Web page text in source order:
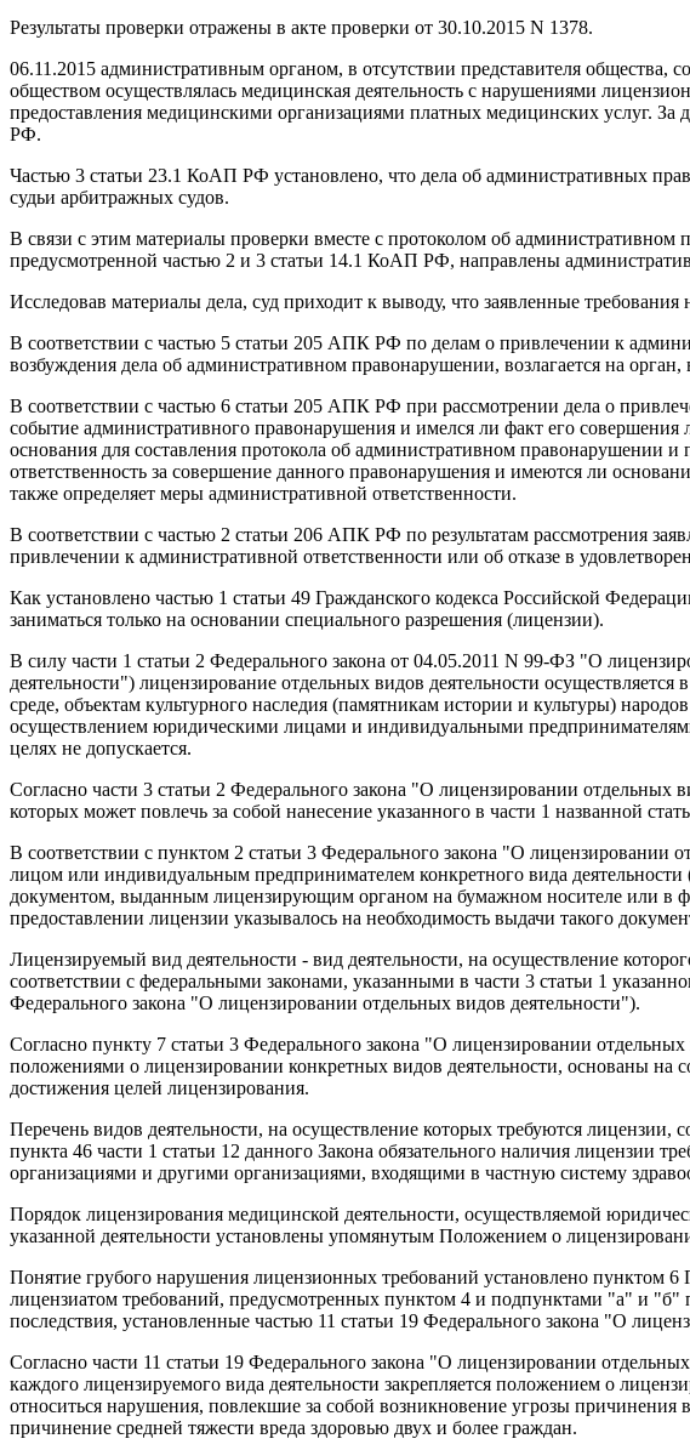
Результаты проверки отражены в акте проверки от 30.10.2015 N 1378.
06.11.2015 административным органом, в отсутствии представителя
обществом осуществлялась медицинская деятельность с нарушениями
предоставления медицинскими организациями платных медицинских услуг. За
РФ.
Частью 3 статьи 23.1 КоАП РФ установлено, что дела об административных
судьи арбитражных судов.
В связи с этим материалы проверки вместе с протоколом об
предусмотренной частью 2 и 3 статьи 14.1 КоАП РФ, направлены
Исследовав материалы дела, суд приходит к выводу, что заявленные
В соответствии с частью 5 статьи 205 АПК РФ по делам о привлечении к
возбуждения дела об административном правонарушении, возлагается на
В соответствии с частью 6 статьи 205 АПК РФ при рассмотрении дела о
событие административного правонарушения и имелся ли факт его
основания для составления протокола об административном правонарушении
ответственность за совершение данного правонарушения и имеются ли
также определяет меры административной ответственности.
В соответствии с частью 2 статьи 206 АПК РФ по результатам рассмотрения
привлечении к административной ответственности или об отказе в
Как установлено частью 1 статьи 49 Гражданского кодекса Российской
заниматься только на основании специального разрешения (лицензии).
В силу части 1 статьи 2 Федерального закона от 04.05.2011 N 99-ФЗ "О
деятельности") лицензирование отдельных видов деятельности
среде, объектам культурного наследия (памятникам истории и культуры)
осуществлением юридическими лицами и индивидуальными
целях не допускается.
Согласно части 3 статьи 2 Федерального закона "О лицензировании отдельных
которых может повлечь за собой нанесение указанного в части 1 названной
В соответствии с пунктом 2 статьи 3 Федерального закона "О лицензировании
лицом или индивидуальным предпринимателем конкретного вида
документом, выданным лицензирующим органом на бумажном носителе или в
предоставлении лицензии указывалось на необходимость выдачи такого
Лицензируемый вид деятельности - вид деятельности, на осуществление
соответствии с федеральными законами, указанными в части 3 статьи 1
Федерального закона "О лицензировании отдельных видов деятельности").
Согласно пункту 7 статьи 3 Федерального закона "О лицензировании
положениями о лицензировании конкретных видов деятельности, основаны на
достижения целей лицензирования.
Перечень видов деятельности, на осуществление которых требуются
пункта 46 части 1 статьи 12 данного Закона обязательного наличия лицензии
организациями и другими организациями, входящими в частную систему
Порядок лицензирования медицинской деятельности, осуществляемой
указанной деятельности установлены упомянутым Положением о
Понятие грубого нарушения лицензионных требований установлено пунктом
лицензиатом требований, предусмотренных пунктом 4 и подпунктами "а" и "б"
последствия, установленные частью 11 статьи 19 Федерального закона "О
Согласно части 11 статьи 19 Федерального закона "О лицензировании
каждого лицензируемого вида деятельности закрепляется положением о
относиться нарушения, повлекшие за собой возникновение угрозы
причинение средней тяжести вреда здоровью двух и более граждан.